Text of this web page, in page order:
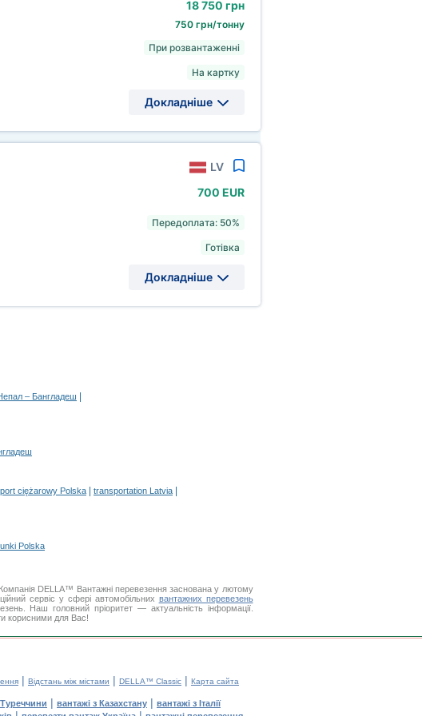
18 750 грн
750 грн/тонну
При розвантаженні
На картку
Докладніше
LV
700 EUR
Передоплата: 50%
Готівка
Докладніше
– Бангладеш
ciężarowy Polska transportation Latvia
Polska
DELLA™ Вантажні перевезення заснована у лютому
сервіс у сфері автомобільних вантажних перевезень
Наш головний пріоритет — актуальність інформації.
корисними для Вас!
| Відстань між містами | DELLA™ Classic | Карта сайта
| вантажі з Казахстану | вантажі з Італії